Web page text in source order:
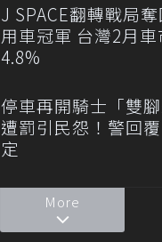
J SPACE翻轉戰局
用車冠軍 台灣2月車
4.8%
停車再開騎士「雙腳
遭罰引民怨！警回
定
More